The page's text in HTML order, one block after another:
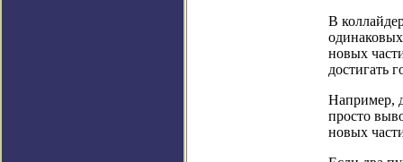
В
новых
достигать
Например,
просто
новых